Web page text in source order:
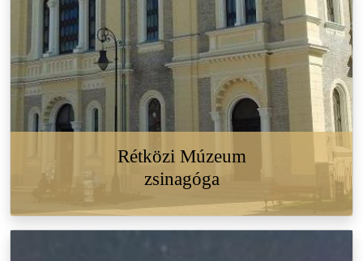
Rétközi Múzeum
zsinagóga